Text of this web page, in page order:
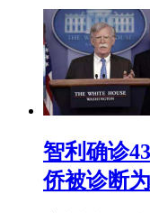
智利确诊
侨被诊断